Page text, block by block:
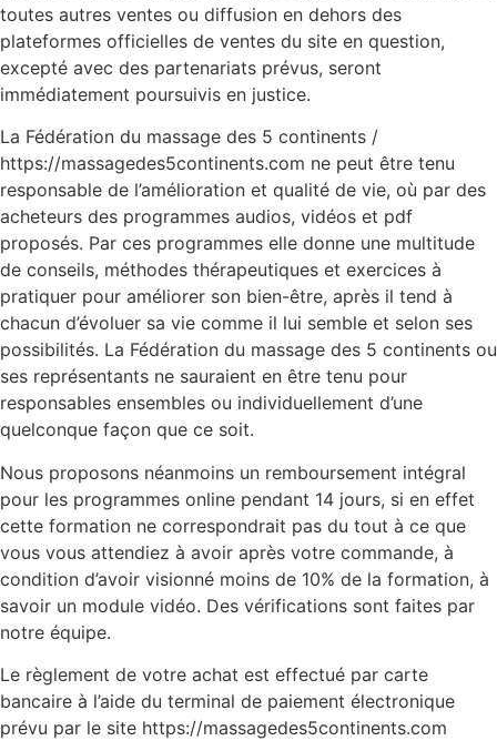
toutes autres ventes ou diffusion en dehors des
plateformes officielles de ventes du site en question,
excepté avec des partenariats prévus, seront
immédiatement poursuivis en justice.
La Fédération du massage des 5 continents /
https://massagedes5continents.com ne peut être tenu
responsable de l’amélioration et qualité de vie, où par des
acheteurs des programmes audios, vidéos et pdf
proposés. Par ces programmes elle donne une multitude
de conseils, méthodes thérapeutiques et exercices à
pratiquer pour améliorer son bien-être, après il tend à
chacun d’évoluer sa vie comme il lui semble et selon ses
possibilités. La Fédération du massage des 5 continents ou
ses représentants ne sauraient en être tenu pour
responsables ensembles ou individuellement d’une
quelconque façon que ce soit.
Nous proposons néanmoins un remboursement intégral
pour les programmes online pendant 14 jours, si en effet
cette formation ne correspondrait pas du tout à ce que
vous vous attendiez à avoir après votre commande, à
condition d’avoir visionné moins de 10% de la formation, à
savoir un module vidéo. Des vérifications sont faites par
notre équipe.
Le règlement de votre achat est effectué par carte
bancaire à l’aide du terminal de paiement électronique
prévu par le site https://massagedes5continents.com